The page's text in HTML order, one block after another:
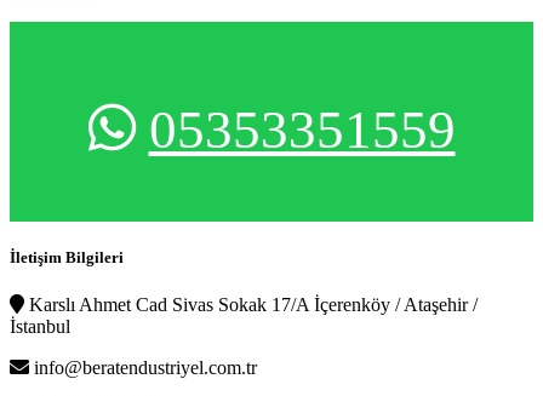
05353351559
İletişim Bilgileri
Karslı Ahmet Cad Sivas Sokak 17/A İçerenköy / Ataşehir /
İstanbul
info@beratendustriyel.com.tr